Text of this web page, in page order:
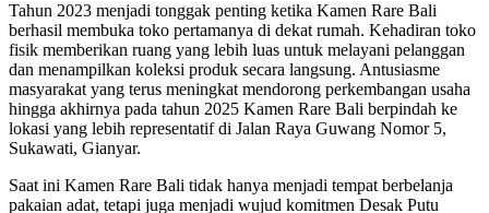
Tahun 2023 menjadi tonggak penting ketika Kamen Rare Bali
berhasil membuka toko pertamanya di dekat rumah. Kehadiran toko
fisik memberikan ruang yang lebih luas untuk melayani pelanggan
dan menampilkan koleksi produk secara langsung. Antusiasme
masyarakat yang terus meningkat mendorong perkembangan usaha
hingga akhirnya pada tahun 2025 Kamen Rare Bali berpindah ke
lokasi yang lebih representatif di Jalan Raya Guwang Nomor 5,
Sukawati, Gianyar.
Saat ini Kamen Rare Bali tidak hanya menjadi tempat berbelanja
pakaian adat, tetapi juga menjadi wujud komitmen Desak Putu